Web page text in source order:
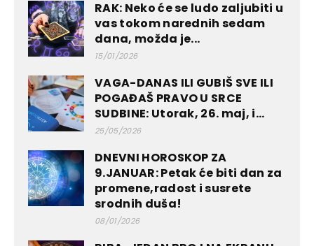
RAK: Neko će se ludo zaljubiti u
vas tokom narednih sedam
dana, možda je...
15/01/2026
VAGA-DANAS ILI GUBIŠ SVE ILI
POGAĐAŠ PRAVO U SRCE
SUDBINE: Utorak, 26. maj, i...
25/05/2026
DNEVNI HOROSKOP ZA
9.JANUAR: Petak će biti dan za
promene,radost i susrete
srodnih duša!
08/01/2026